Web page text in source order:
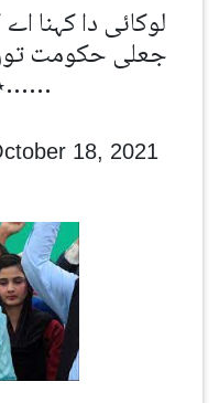
لوکائی دا کہنا
جعلی حکومت
18, 2021